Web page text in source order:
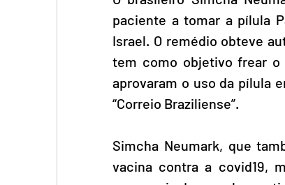
paciente a tomar a pílula
Israel. O remédio obteve
tem como objetivo frear o
aprovaram o uso da pílula
“Correio Braziliense”.
Simcha Neumark, que
vacina contra a covid19,